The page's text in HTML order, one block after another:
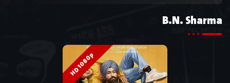
B.N. Sharma
HD 1080p